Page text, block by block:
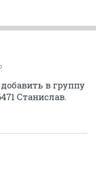
в группу
Станислав.